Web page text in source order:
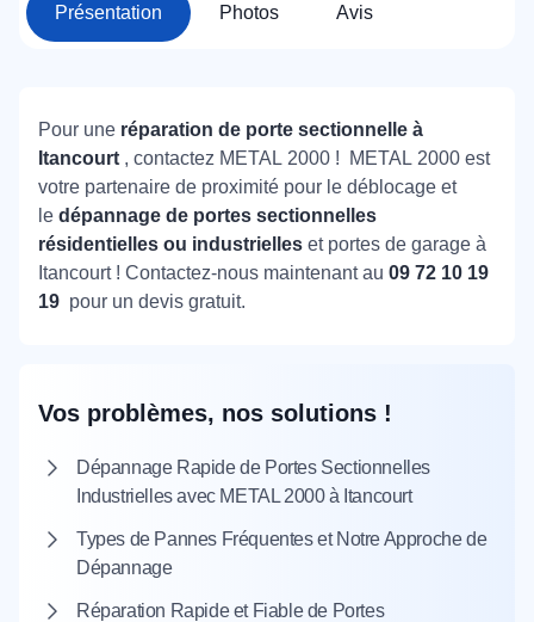
Présentation Photos Avis
Pour une réparation de porte sectionnelle à
Itancourt , contactez METAL 2000 ! METAL 2000 est
votre partenaire de proximité pour le déblocage et
le dépannage de portes sectionnelles
résidentielles ou industrielles et portes de garage à
Itancourt ! Contactez-nous maintenant au 09 72 10 19
19 pour un devis gratuit.
Vos problèmes, nos solutions !
Dépannage Rapide de Portes Sectionnelles
Industrielles avec METAL 2000 à Itancourt
Types de Pannes Fréquentes et Notre Approche de
Dépannage
Réparation Rapide et Fiable de Portes